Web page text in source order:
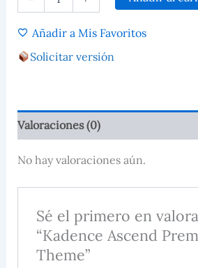
Añadir a Mis Favoritos
Solicitar versión
Valoraciones (0)
No hay valoraciones aún.
Sé el primero en
“Kadence Ascend
Theme”